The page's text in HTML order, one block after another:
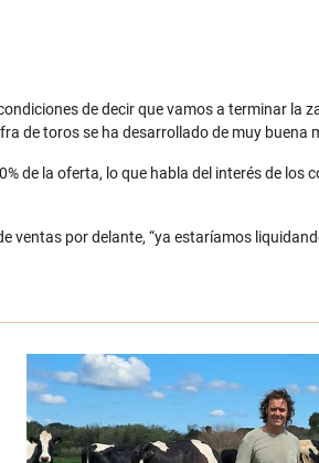
de decir que vamos a terminar la
de toros se ha desarrollado de muy
de la oferta, lo que habla del interés de
ventas por delante, “ya estaríamos